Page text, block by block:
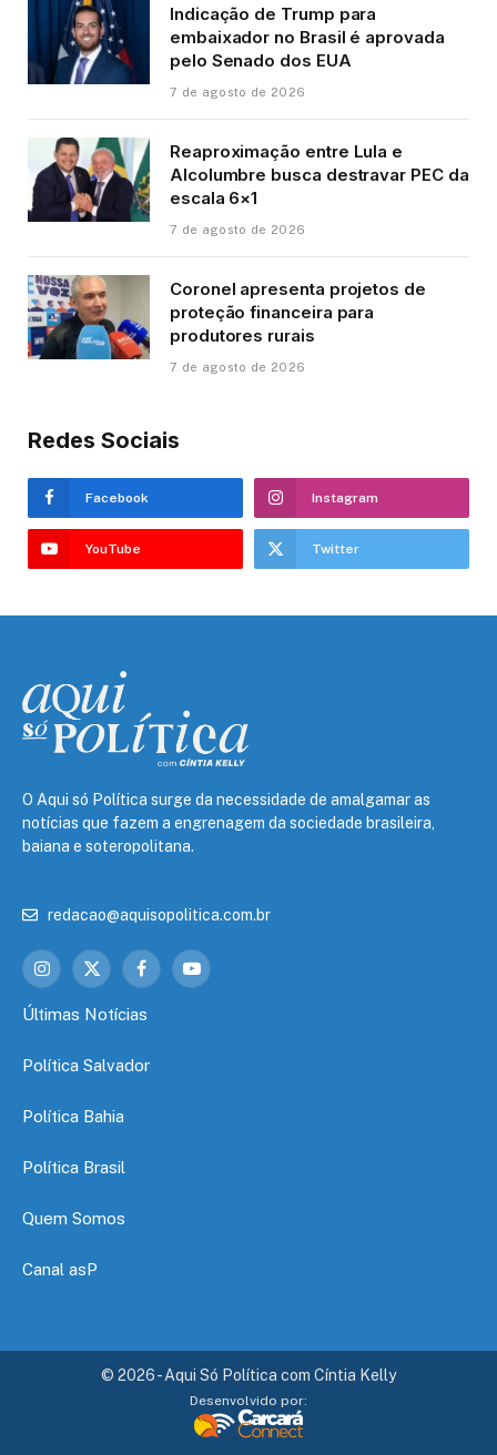
Indicação de Trump para
embaixador no Brasil é aprovada
pelo Senado dos EUA
7 de agosto de 2026
Reaproximação entre Lula e
Alcolumbre busca destravar PEC da
escala 6×1
7 de agosto de 2026
Coronel apresenta projetos de
proteção financeira para
produtores rurais
7 de agosto de 2026
Redes Sociais
Facebook Instagram
YouTube Twitter
O Aqui só Política surge da necessidade de amalgamar as
notícias que fazem a engrenagem da sociedade brasileira,
baiana e soteropolitana.
redacao@aquisopolitica.com.br
Instagram
X
FacebookYouTube
Últimas Notícias
Política Salvador
Política Bahia
Política Brasil
Quem Somos
Canal asP
© 2026 - Aqui Só Política com Cíntia Kelly
Desenvolvido por: